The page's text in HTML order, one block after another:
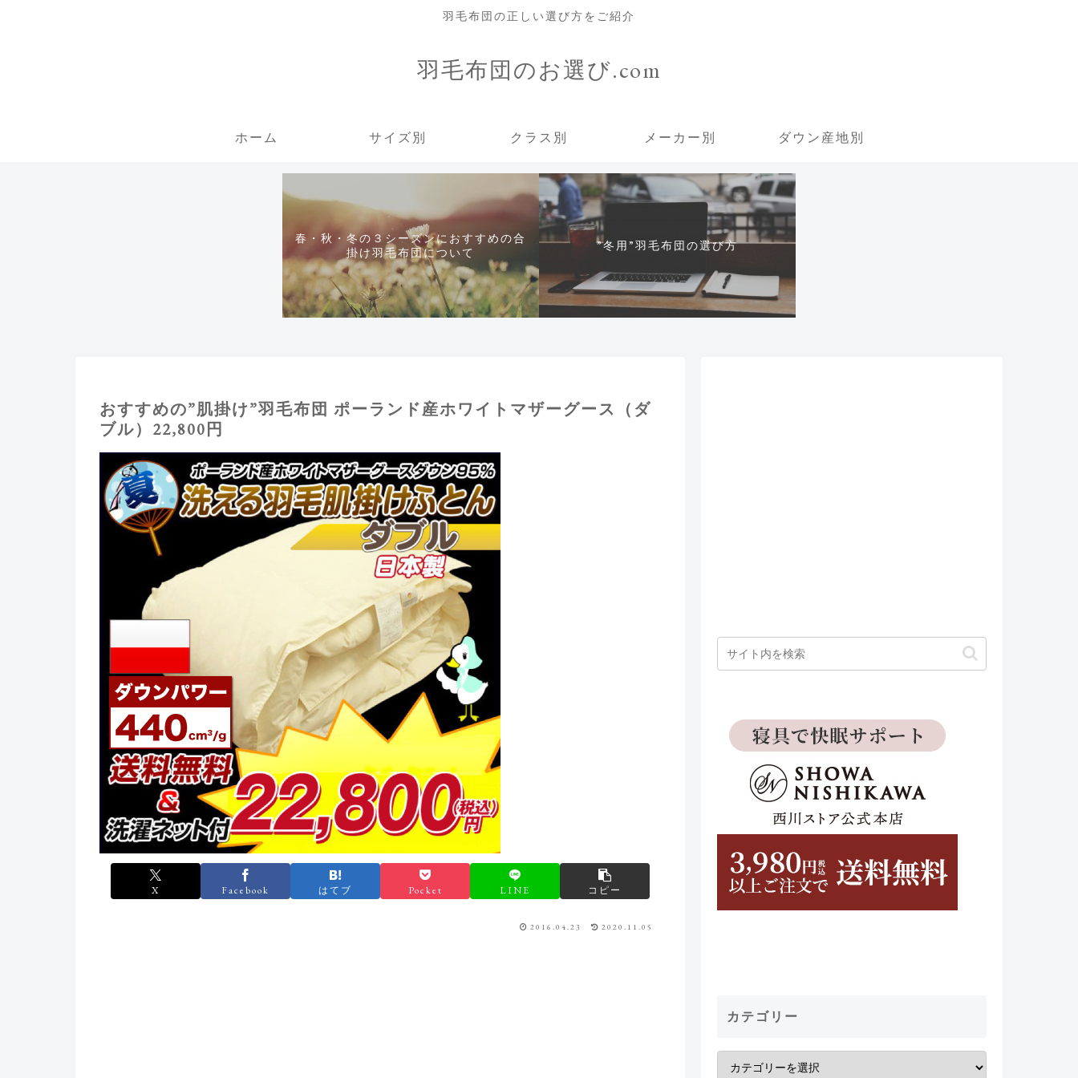
羽毛布団の正しい選び方をご紹介
羽毛布団のお選び.com
ホーム サイズ別 クラス別 メーカー別 ダウン産地別
春・秋・冬の３シーズンにおすすめの合
掛け羽毛布団について
”冬用”羽毛布団の選び方
おすすめの”肌掛け”羽毛布団 ポーランド産ホワイトマザーグース（ダ
ブル）22,800円
X Facebook はてブ Pocket LINE コピー
2016.04.23 2020.11.05
カテゴリー